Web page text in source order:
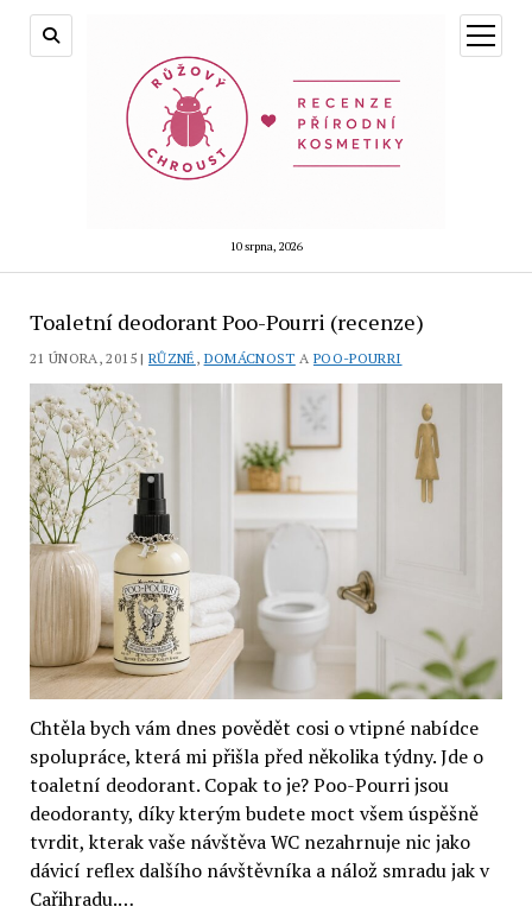
10 srpna, 2026
otevřít
menu
Blog
Růžový
chroust
Toaletní deodorant Poo-Pourri (recenze)
21 ÚNORA, 2015 |RŮZNÉ , DOMÁCNOST A POO-POURRI
Chtěla bych vám dnes povědět cosi o vtipné nabídce
spolupráce, která mi přišla před několika týdny. Jde o
toaletní deodorant. Copak to je? Poo-Pourri jsou
deodoranty, díky kterým budete moct všem úspěšně
tvrdit, kterak vaše návštěva WC nezahrnuje nic jako
dávicí reflex dalšího návštěvníka a nálož smradu jak v
Cařihradu.…